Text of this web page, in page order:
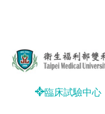
臨床試驗中心